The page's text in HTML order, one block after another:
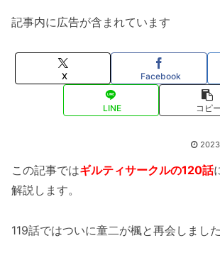
記事内に広告が含まれています
X Facebook
LINE コピー
この記事ではギルティサークルの120話
解説します。
119話ではついに童二が楓と再会しました